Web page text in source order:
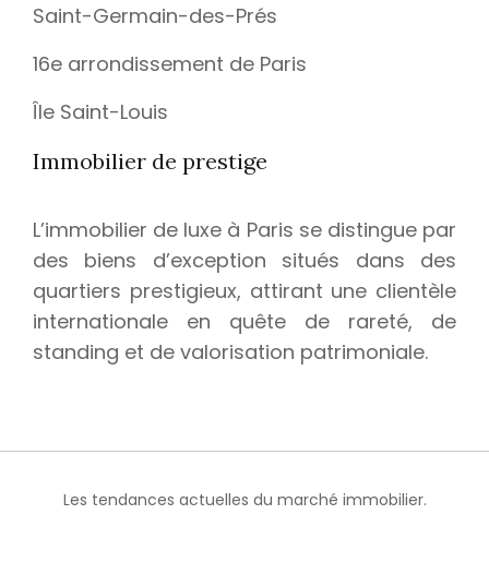
Saint-Germain-des-Prés
16e arrondissement de Paris
Île Saint-Louis
Immobilier de prestige
L’immobilier de luxe à Paris se distingue par
des biens d’exception situés dans des
quartiers prestigieux, attirant une clientèle
internationale en quête de rareté, de
standing et de valorisation patrimoniale.
Les tendances actuelles du marché immobilier.